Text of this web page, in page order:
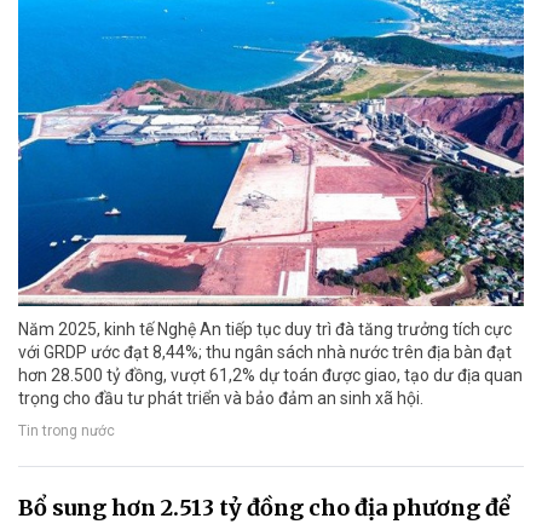
Năm 2025, kinh tế Nghệ An tiếp tục duy trì đà tăng trưởng tích cực
với GRDP ước đạt 8,44%; thu ngân sách nhà nước trên địa bàn đạt
hơn 28.500 tỷ đồng, vượt 61,2% dự toán được giao, tạo dư địa quan
trọng cho đầu tư phát triển và bảo đảm an sinh xã hội.
Tin trong nước
Bổ sung hơn 2.513 tỷ đồng cho địa phương để